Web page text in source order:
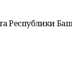
Республики